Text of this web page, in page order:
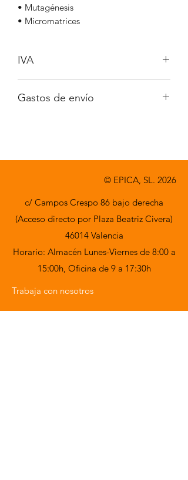
• Mutagénesis
• Micromatrices
IVA
Gastos de envío
© EPICA, SL. 2026
c/ Campos Crespo 86 bajo derecha
(Acceso directo por Plaza Beatriz Civera)
46014 Valencia
Horario: Almacén Lunes-Viernes de 8:00 a
15:00h, Oficina de 9 a 17:30h
Trabaja con nosotros